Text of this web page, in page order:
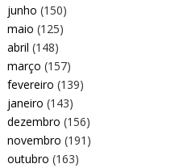
junho (150)
maio (125)
abril (148)
março (157)
fevereiro (139)
janeiro (143)
dezembro (156)
novembro (191)
outubro (163)